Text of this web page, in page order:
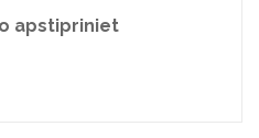
apstipriniet